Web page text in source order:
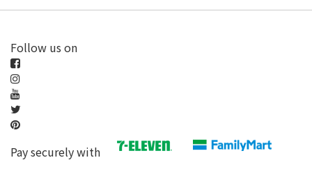
Follow us on
Pay securely with